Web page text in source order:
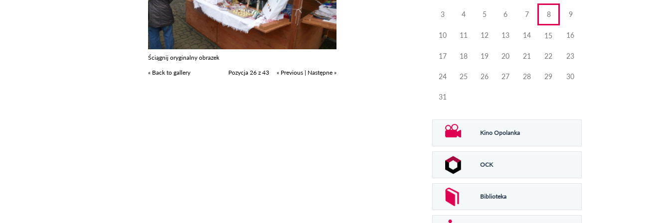
Ściągnij oryginalny obrazek
« Back to gallery
Pozycja 26 z 43 « Previous | Następne »
3 4 5 6 7 8 9
10 11 12 13 14 15 16
17 18 19 20 21 22 23
24 25 26 27 28 29 30
31
Kino Opolanka
OCK
Biblioteka